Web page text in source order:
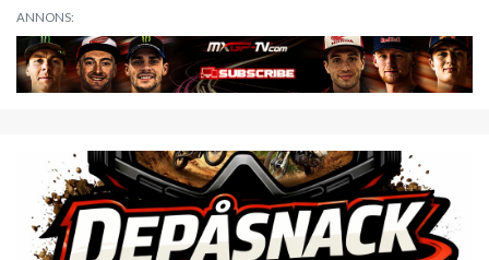
ANNONS: